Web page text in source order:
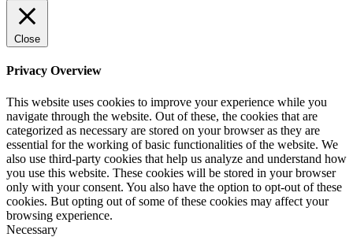
Close
Privacy Overview
This website uses cookies to improve your experience while you
navigate through the website. Out of these, the cookies that are
categorized as necessary are stored on your browser as they are
essential for the working of basic functionalities of the website. We
also use third-party cookies that help us analyze and understand how
you use this website. These cookies will be stored in your browser
only with your consent. You also have the option to opt-out of these
cookies. But opting out of some of these cookies may affect your
browsing experience.
Necessary